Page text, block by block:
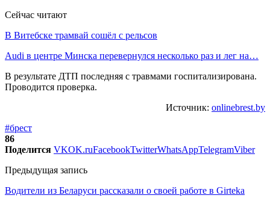
Сейчас читают
В Витебске трамвай сошёл с рельсов
Audi в центре Минска перевернулся несколько раз и лег на…
В результате ДТП последняя с травмами госпитализирована.
Проводится проверка.
Источник: onlinebrest.by
#брест
86
Поделится VKOK.ruFacebookTwitterWhatsAppTelegramViber
Предыдущая запись
Водители из Беларуси рассказали о своей работе в Girteka